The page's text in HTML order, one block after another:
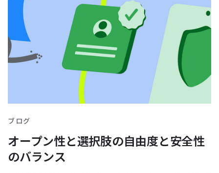
ブログ
オープン性と選択肢の自由度と安全性
のバランス